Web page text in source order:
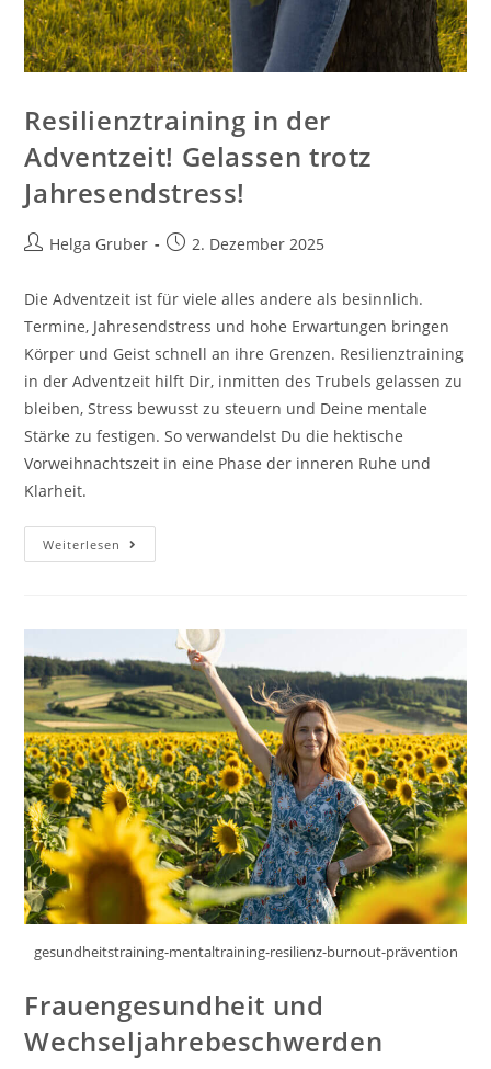
Resilienztraining in der
Adventzeit! Gelassen trotz
Jahresendstress!
Beitrags-
Helga Gruber
Beitrag2. Dezember 2025
Die Adventzeit ist für viele alles andere als besinnlich.
Termine, Jahresendstress und hohe Erwartungen bringen
Körper und Geist schnell an ihre Grenzen. Resilienztraining
in der Adventzeit hilft Dir, inmitten des Trubels gelassen zu
bleiben, Stress bewusst zu steuern und Deine mentale
Stärke zu festigen. So verwandelst Du die hektische
Vorweihnachtszeit in eine Phase der inneren Ruhe und
Klarheit.
Weiterlesen Resilienztraining
In
Jahresendstress!
gesundheitstraining-mentaltraining-resilienz-burnout-prävention
Frauengesundheit und
Wechseljahrebeschwerden